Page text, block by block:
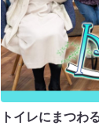
トイレにまつわ